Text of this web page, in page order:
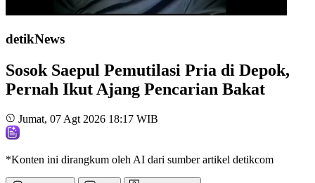
detikNews
Sosok Saepul Pemutilasi Pria di Depok,
Pernah Ikut Ajang Pencarian Bakat
Jumat, 07 Agt 2026 18:17 WIB
*Konten ini dirangkum oleh AI dari sumber artikel detikcom